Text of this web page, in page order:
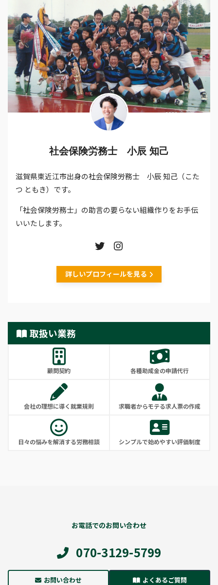
社会保険労務士 小辰 知己
滋賀県東近江市出身の社会保険労務士 小辰 知己（こた
つ ともき）です。
「社会保険労務士」の助言の要らない組織作りをお手伝
いいたします。
詳しいプロフィールを見る
取扱い業務
顧問契約 各種助成金の申請代行
会社の理想に導く就業規則 求職者からモテる求人票の作成
日々の悩みを解消する労務相談 シンプルで始めやすい評価制度
お電話でのお問い合わせ
070-3129-5799
お問い合わせ よくあるご質問